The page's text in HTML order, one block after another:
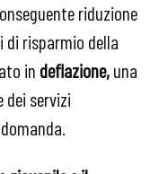
riduzione
di risparmio della
in deflazione,una
dei servizi